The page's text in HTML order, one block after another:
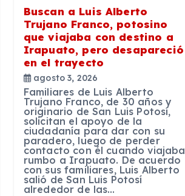
Buscan a Luis Alberto
Trujano Franco, potosino
que viajaba con destino a
Irapuato, pero desapareció
en el trayecto
agosto 3, 2026
Familiares de Luis Alberto
Trujano Franco, de 30 años y
originario de San Luis Potosí,
solicitan el apoyo de la
ciudadanía para dar con su
paradero, luego de perder
contacto con él cuando viajaba
rumbo a Irapuato. De acuerdo
con sus familiares, Luis Alberto
salió de San Luis Potosí
alrededor de las…